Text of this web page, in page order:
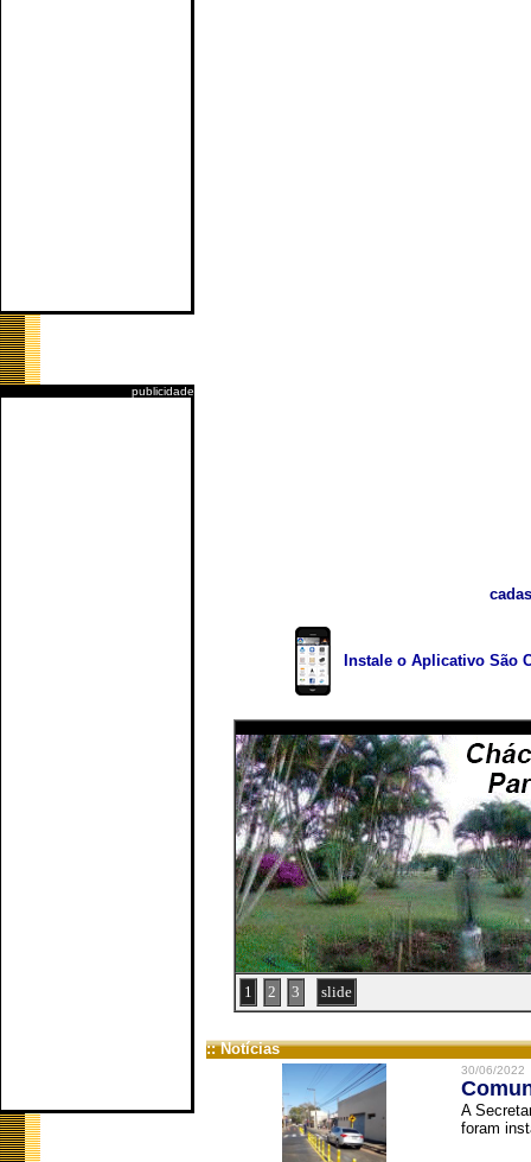
publicidade
Instale o Aplicativo São
1 2 3 slide
:: Notícias
30/06/2022
A
foram